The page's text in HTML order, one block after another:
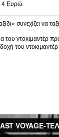
4 Ευρώ.
συνεχίζει να
του ντοκιμαντέρ
του ντοκιμαντέρ